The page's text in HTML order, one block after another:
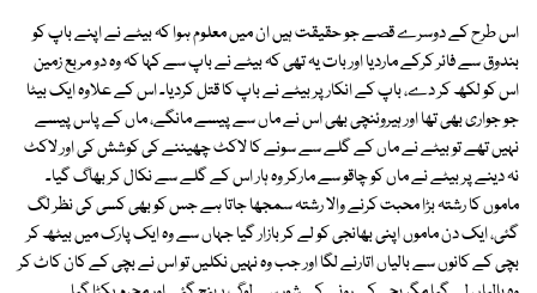
اس طرح کے دوسرے قصے جو حقیقت ہیں ان میں معلوم ہوا کہ بیٹے نے اپنے باپ کو
بندوق سے فائر کرکے ماردیا اور بات یہ تھی کہ بیٹے نے باپ سے کہا کہ وہ دو مربع زمین
اس کو لکھ کر دے، باپ کے انکار پر بیٹے نے باپ کا قتل کردیا۔ اس کے علاوہ ایک بیٹا
جو جواری بھی تھا اور ہیروئنچی بھی اس نے ماں سے پیسے مانگے، ماں کے پاس پیسے
نہیں تھے تو بیٹے نے ماں کے گلے سے سونے کا لاکٹ چھیننے کی کوشش کی اور لاکٹ
نہ دینے پر بیٹے نے ماں کو چاقو سے مارکر وہ ہار اس کے گلے سے نکال کر بھاگ گیا۔
ماموں کا رشتہ بڑا محبت کرنے والا رشتہ سمجھا جاتا ہے جس کو بھی کسی کی نظر لگ
گئی، ایک دن ماموں اپنی بھانجی کو لے کر بازار گیا جہاں سے وہ ایک پارک میں بیٹھ کر
بچی کے کانوں سے بالیاں اتارنے لگا اور جب وہ نہیں نکلیں تو اس نے بچی کے کان کاٹ کر